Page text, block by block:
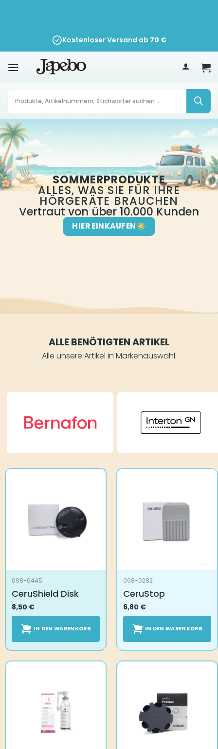
Kostenloser Versand ab 70 €
Products
search
SOMMERPRODUKTE
ALLES, WAS SIE FÜR IHRE
HÖRGERÄTE BRAUCHEN
Vertraut von über 10.000 Kunden
HIER EINKAUFEN
ALLE BENÖTIGTEN ARTIKEL
Alle unsere Artikel in Markenauswahl.
098-0445
CeruShield Disk
8,50 €
IN DEN WARENKORB
098-0282
CeruStop
6,80 €
IN DEN WARENKORB